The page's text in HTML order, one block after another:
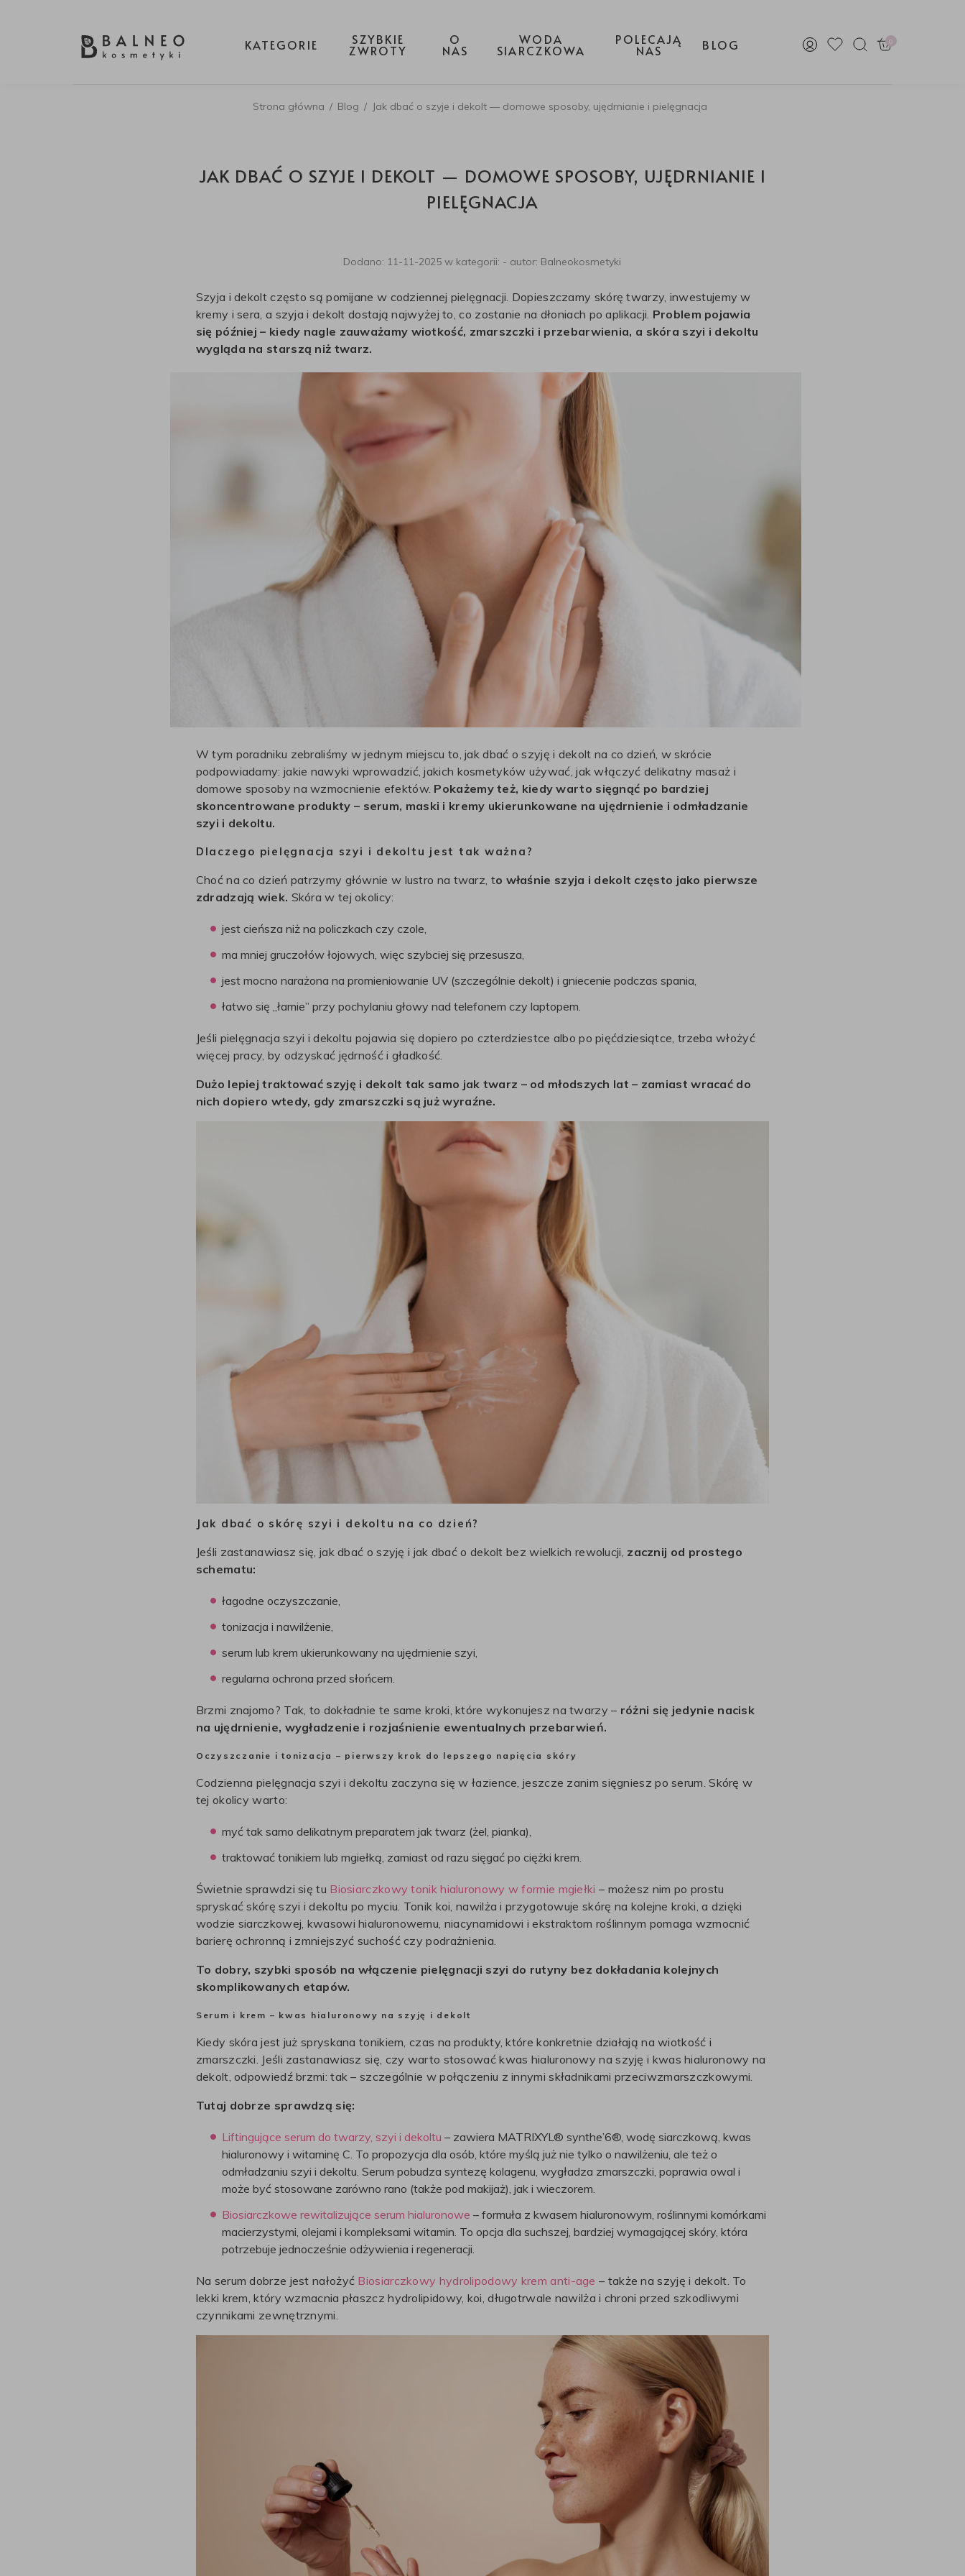
SZYBKIE
ZWROTY
KATEGORIE O
NAS
WODA
SIARCZKOWA
POLECAJĄ
NAS BLOG 0
Strona główna / Blog / Jak dbać o szyje i dekolt — domowe sposoby, ujędrnianie i pielęgnacja
JAK DBAĆ O SZYJE I DEKOLT — DOMOWE SPOSOBY, UJĘDRNIANIE I
PIELĘGNACJA
Dodano: 11-11-2025 w kategorii: - autor: Balneokosmetyki
Szyja i dekolt często są pomijane w codziennej pielęgnacji. Dopieszczamy skórę twarzy, inwestujemy w
kremy i sera, a szyja i dekolt dostają najwyżej to, co zostanie na dłoniach po aplikacji. Problem pojawia
się później – kiedy nagle zauważamy wiotkość, zmarszczki i przebarwienia, a skóra szyi i dekoltu
wygląda na starszą niż twarz.
W tym poradniku zebraliśmy w jednym miejscu to, jak dbać o szyję i dekolt na co dzień, w skrócie
podpowiadamy: jakie nawyki wprowadzić, jakich kosmetyków używać, jak włączyć delikatny masaż i
domowe sposoby na wzmocnienie efektów. Pokażemy też, kiedy warto sięgnąć po bardziej
skoncentrowane produkty – serum, maski i kremy ukierunkowane na ujędrnienie i odmładzanie
szyi i dekoltu.
Dlaczego pielęgnacja szyi i dekoltu jest tak ważna?
Choć na co dzień patrzymy głównie w lustro na twarz, to właśnie szyja i dekolt często jako pierwsze
zdradzają wiek. Skóra w tej okolicy:
jest cieńsza niż na policzkach czy czole,
ma mniej gruczołów łojowych, więc szybciej się przesusza,
jest mocno narażona na promieniowanie UV (szczególnie dekolt) i gniecenie podczas spania,
łatwo się „łamie” przy pochylaniu głowy nad telefonem czy laptopem.
Jeśli pielęgnacja szyi i dekoltu pojawia się dopiero po czterdziestce albo po pięćdziesiątce, trzeba włożyć
więcej pracy, by odzyskać jędrność i gładkość.
Dużo lepiej traktować szyję i dekolt tak samo jak twarz – od młodszych lat – zamiast wracać do
nich dopiero wtedy, gdy zmarszczki są już wyraźne.
Jak dbać o skórę szyi i dekoltu na co dzień?
Jeśli zastanawiasz się, jak dbać o szyję i jak dbać o dekolt bez wielkich rewolucji, zacznij od prostego
schematu:
łagodne oczyszczanie,
tonizacja i nawilżenie,
serum lub krem ukierunkowany na ujędrnienie szyi,
regularna ochrona przed słońcem.
Brzmi znajomo? Tak, to dokładnie te same kroki, które wykonujesz na twarzy – różni się jedynie nacisk
na ujędrnienie, wygładzenie i rozjaśnienie ewentualnych przebarwień.
Oczyszczanie i tonizacja – pierwszy krok do lepszego napięcia skóry
Codzienna pielęgnacja szyi i dekoltu zaczyna się w łazience, jeszcze zanim sięgniesz po serum. Skórę w
tej okolicy warto:
myć tak samo delikatnym preparatem jak twarz (żel, pianka),
traktować tonikiem lub mgiełką, zamiast od razu sięgać po ciężki krem.
Świetnie sprawdzi się tu Biosiarczkowy tonik hialuronowy w formie mgiełki – możesz nim po prostu
spryskać skórę szyi i dekoltu po myciu. Tonik koi, nawilża i przygotowuje skórę na kolejne kroki, a dzięki
wodzie siarczkowej, kwasowi hialuronowemu, niacynamidowi i ekstraktom roślinnym pomaga wzmocnić
barierę ochronną i zmniejszyć suchość czy podrażnienia.
To dobry, szybki sposób na włączenie pielęgnacji szyi do rutyny bez dokładania kolejnych
skomplikowanych etapów.
Serum i krem – kwas hialuronowy na szyję i dekolt
Kiedy skóra jest już spryskana tonikiem, czas na produkty, które konkretnie działają na wiotkość i
zmarszczki. Jeśli zastanawiasz się, czy warto stosować kwas hialuronowy na szyję i kwas hialuronowy na
dekolt, odpowiedź brzmi: tak – szczególnie w połączeniu z innymi składnikami przeciwzmarszczkowymi.
Tutaj dobrze sprawdzą się:
Liftingujące serum do twarzy, szyi i dekoltu – zawiera MATRIXYL® synthe’6®, wodę siarczkową, kwas
hialuronowy i witaminę C. To propozycja dla osób, które myślą już nie tylko o nawilżeniu, ale też o
odmładzaniu szyi i dekoltu. Serum pobudza syntezę kolagenu, wygładza zmarszczki, poprawia owal i
może być stosowane zarówno rano (także pod makijaż), jak i wieczorem.
Biosiarczkowe rewitalizujące serum hialuronowe – formuła z kwasem hialuronowym, roślinnymi komórkami
macierzystymi, olejami i kompleksami witamin. To opcja dla suchszej, bardziej wymagającej skóry, która
potrzebuje jednocześnie odżywienia i regeneracji.
Na serum dobrze jest nałożyć Biosiarczkowy hydrolipodowy krem anti-age – także na szyję i dekolt. To
lekki krem, który wzmacnia płaszcz hydrolipidowy, koi, długotrwale nawilża i chroni przed szkodliwymi
czynnikami zewnętrznymi.